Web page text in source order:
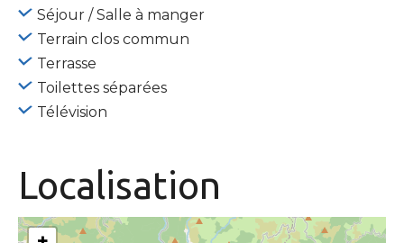
Séjour / Salle à manger
Terrain clos commun
Terrasse
Toilettes séparées
Télévision
Localisation